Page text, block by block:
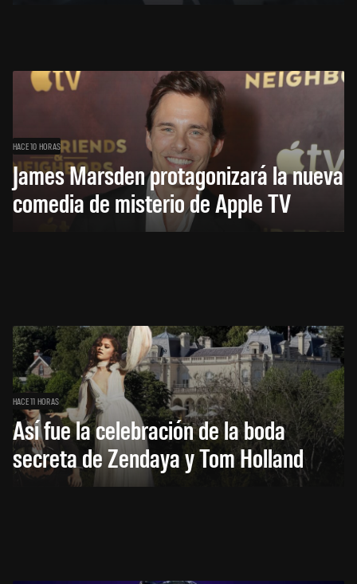
HACE 10 HORAS
James Marsden protagonizará la nueva
comedia de misterio de Apple TV
HACE 11 HORAS
Así fue la celebración de la boda
secreta de Zendaya y Tom Holland